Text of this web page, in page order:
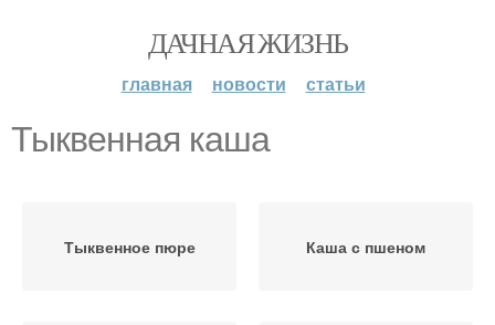
ДАЧНАЯ ЖИЗНЬ
главная новости статьи
Тыквенная каша
Тыквенное пюре Каша с пшеном